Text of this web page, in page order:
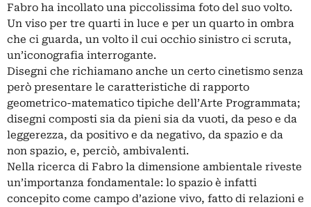
Fabro ha incollato una piccolissima foto del suo volto.
Un viso per tre quarti in luce e per un quarto in ombra
che ci guarda, un volto il cui occhio sinistro ci scruta,
un’iconografia interrogante.
Disegni che richiamano anche un certo cinetismo senza
però presentare le caratteristiche di rapporto
geometrico-matematico tipiche dell’Arte Programmata;
disegni composti sia da pieni sia da vuoti, da peso e da
leggerezza, da positivo e da negativo, da spazio e da
non spazio, e, perciò, ambivalenti.
Nella ricerca di Fabro la dimensione ambientale riveste
un’importanza fondamentale: lo spazio è infatti
concepito come campo d’azione vivo, fatto di relazioni e